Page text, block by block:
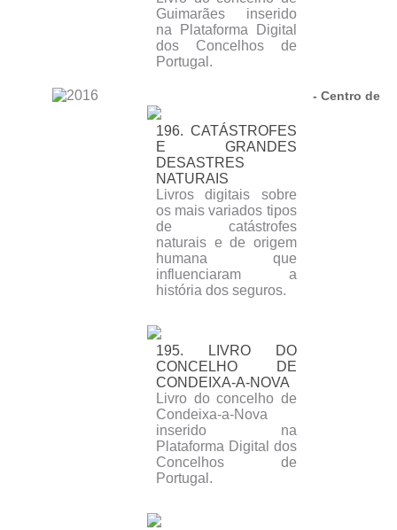
Guimarães inserido
na Plataforma Digital
dos Concelhos de
Portugal.
196. CATÁSTROFES
E GRANDES
DESASTRES
NATURAIS
Livros digitais sobre
os mais variados tipos
de catástrofes
naturais e de origem
humana que
influenciaram a
história dos seguros.
195. LIVRO DO
CONCELHO DE
CONDEIXA-A-NOVA
Livro do concelho de
Condeixa-a-Nova
inserido na
Plataforma Digital dos
Concelhos de
Portugal.
- Centro de